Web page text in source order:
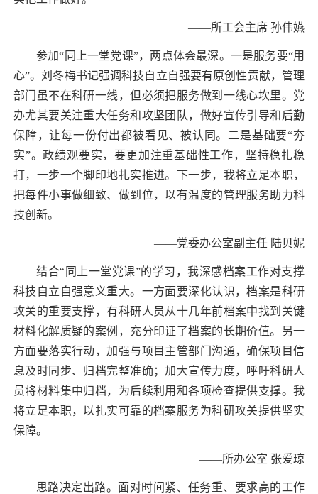
——所工会主席 孙伟嬿
参加“同上一堂党课”，两点体会最深。一是服务要“用
心”。刘冬梅书记强调科技自立自强要有原创性贡献，管理
部门虽不在科研一线，但必须把服务做到一线心坎里。党
办尤其要关注重大任务和攻坚团队，做好宣传引导和后勤
保障，让每一份付出都被看见、被认同。二是基础要“夯
实”。政绩观要实，要更加注重基础性工作，坚持稳扎稳
打，一步一个脚印地扎实推进。下一步，我将立足本职，
把每件小事做细致、做到位，以有温度的管理服务助力科
技创新。
——党委办公室副主任 陆贝妮
结合“同上一堂党课”的学习，我深感档案工作对支撑
科技自立自强意义重大。一方面要深化认识，档案是科研
攻关的重要支撑，有科研人员从十几年前档案中找到关键
材料化解质疑的案例，充分印证了档案的长期价值。另一
方面要落实行动，加强与项目主管部门沟通，确保项目信
息及时同步、归档完整准确；加大宣传力度，呼吁科研人
员将材料集中归档，为后续利用和各项检查提供支撑。我
将立足本职，以扎实可靠的档案服务为科研攻关提供坚实
保障。
——所办公室 张爱琼
思路决定出路。面对时间紧、任务重、要求高的工作